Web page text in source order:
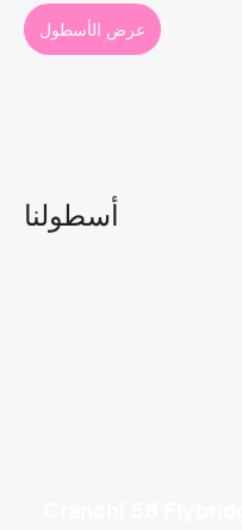
عرض الأسطول
أسطولنا